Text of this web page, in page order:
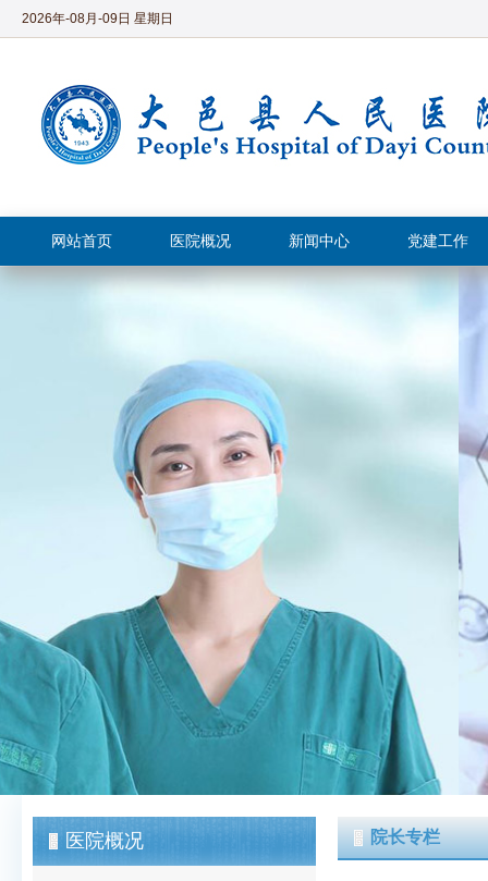
2026年-08月-09日 星期日
网站首页 医院概况 新闻中心 党建工作
医院概况 院长专栏